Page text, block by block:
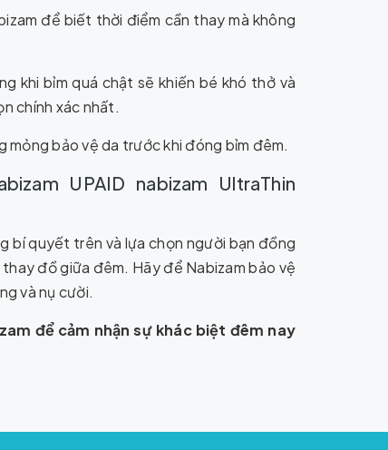
để biết thời điểm cần thay mà không
khi bỉm quá chật sẽ khiến bé khó thở và
chính xác nhất.
mỏng bảo vệ da trước khi đóng bỉm đêm.
bí quyết trên và lựa chọn người bạn đồng
đồ giữa đêm. Hãy để Nabizam bảo vệ
và nụ cười.
để cảm nhận sự khác biệt đêm nay